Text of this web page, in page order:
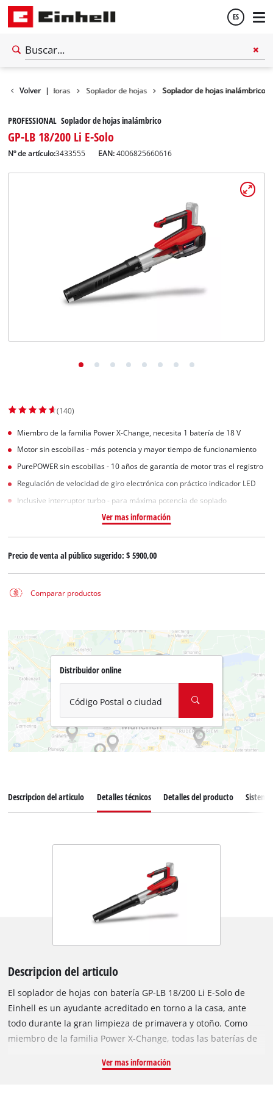
ES
Volver |
hojas / Aspiradoras Soplador de hojas Soplador de hojas inalámbrico
PROFESSIONAL Soplador de hojas inalámbrico
GP-LB 18/200 Li E-Solo
Nº de artículo:3433555 EAN:4006825660616
(140)
Miembro de la familia Power X-Change, necesita 1 batería de 18 V
Motor sin escobillas - más potencia y mayor tiempo de funcionamiento
PurePOWER sin escobillas - 10 años de garantía de motor tras el registro
Regulación de velocidad de giro electrónica con práctico indicador LED
Inclusive interruptor turbo - para máxima potencia de soplado
Ver mas información
Precio de venta al público sugerido:$ 5900,00
Comparar productos
Distribuidor online
Código Postal o ciudad
Descripcion del articulo Detalles técnicos Detalles del producto
Descripcion del articulo
El soplador de hojas con batería GP-LB 18/200 Li E-Solo de
Einhell es un ayudante acreditado en torno a la casa, ante
todo durante la gran limpieza de primavera y otoño. Como
miembro de la familia Power X-Change, todas las baterías de
hojas. Para el funcionamiento se necesita una batería de 18V;
Ver mas información